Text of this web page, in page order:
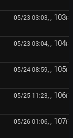
05/23 03:03, , 103F
05/23 03:04, , 104F
05/24 08:59, , 105F
05/25 11:23, , 106F
05/26 01:06, , 107F